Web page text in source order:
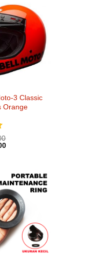
3 Classic
Orange
Harga
Rp 6.800.000.